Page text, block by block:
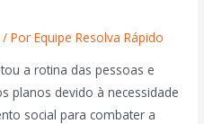
/ PorEquipe Resolva Rápido
a rotina das pessoas e
planos devido à necessidade
social para combater a